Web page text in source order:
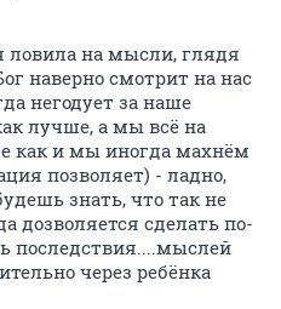
ловила на мысли, глядя
наверно смотрит на нас
негодует за наше
лучше, а мы всё на
как и мы иногда махнём
позволяет) - ладно,
знать, что так не
дозволяется сделать по-
последствия....мыслей
через ребёнка